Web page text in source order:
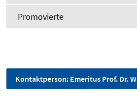
Promovierte
Kontaktperson: Emeritus Prof. Dr.